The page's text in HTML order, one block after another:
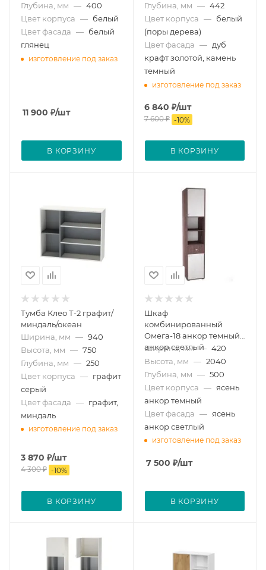
Глубина, мм — 400
Цвет корпуса — белый
Цвет фасада — белый
глянец
изготовление под заказ
11 900 ₽/шт
В КОРЗИНУ
Глубина, мм — 442
Цвет корпуса — белый
(поры дерева)
Цвет фасада — дуб
крафт золотой, камень
темный
изготовление под заказ
6 840 ₽/шт
7 600₽ -10%
В КОРЗИНУ
Тумба Клео Т-2 графит/
миндаль/океан
Ширина, мм — 940
Высота, мм — 750
Глубина, мм — 250
Цвет корпуса — графит
серый
Цвет фасада — графит,
миндаль
изготовление под заказ
3 870 ₽/шт
4 300₽ -10%
В КОРЗИНУ
Шкаф
комбинированный
Омега-18 анкор темный/
анкор светлый
Ширина, мм — 420
Высота, мм — 2040
Глубина, мм — 500
Цвет корпуса — ясень
анкор темный
Цвет фасада — ясень
анкор светлый
изготовление под заказ
7 500 ₽/шт
В КОРЗИНУ